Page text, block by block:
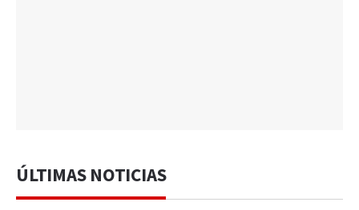
ÚLTIMAS NOTICIAS